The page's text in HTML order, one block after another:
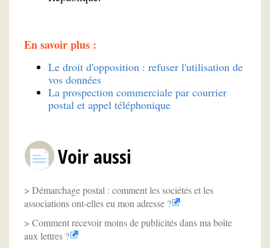
En savoir plus :
Le droit d'opposition : refuser l'utilisation de
vos données
La prospection commerciale par courrier
postal et appel téléphonique
Voir aussi
Démarchage postal : comment les sociétés et les
associations ont-elles eu mon adresse ?
Comment recevoir moins de publicités dans ma boîte
aux lettres ?